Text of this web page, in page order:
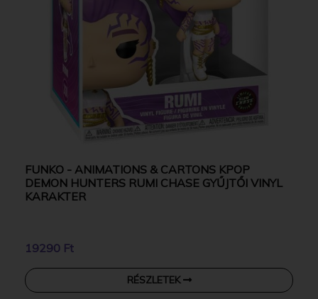
FUNKO - ANIMATIONS & CARTONS KPOP
DEMON HUNTERS RUMI CHASE GYŰJTŐI VINYL
KARAKTER
19290 Ft
RÉSZLETEK